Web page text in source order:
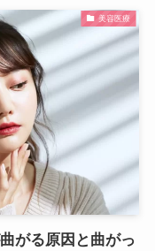
美容医療
がる原因と曲がっ